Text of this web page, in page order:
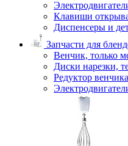
Клавиши
Диспенсеры и
Запчасти для
Венчик, только
Диски нарезки,
Редуктор